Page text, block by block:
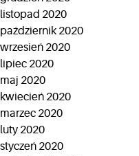
listopad 2020
październik 2020
wrzesień 2020
lipiec 2020
maj 2020
kwiecień 2020
marzec 2020
luty 2020
styczeń 2020